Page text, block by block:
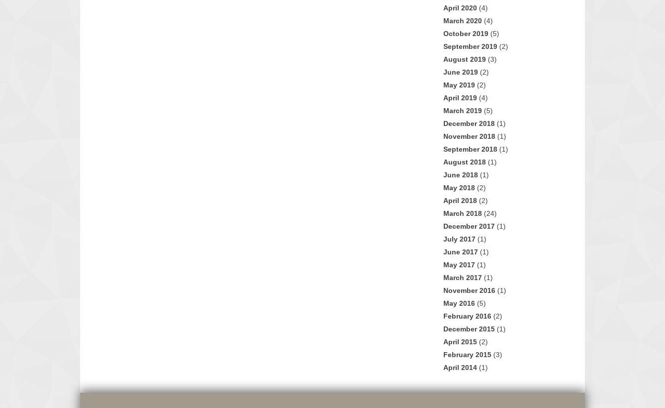
April 2020 (4)
March 2020 (4)
October 2019 (5)
September 2019 (2)
August 2019 (3)
June 2019 (2)
May 2019 (2)
April 2019 (4)
March 2019 (5)
December 2018 (1)
November 2018 (1)
September 2018 (1)
August 2018 (1)
June 2018 (1)
May 2018 (2)
April 2018 (2)
March 2018 (24)
December 2017 (1)
July 2017 (1)
June 2017 (1)
May 2017 (1)
March 2017 (1)
November 2016 (1)
May 2016 (5)
February 2016 (2)
December 2015 (1)
April 2015 (2)
February 2015 (3)
April 2014 (1)